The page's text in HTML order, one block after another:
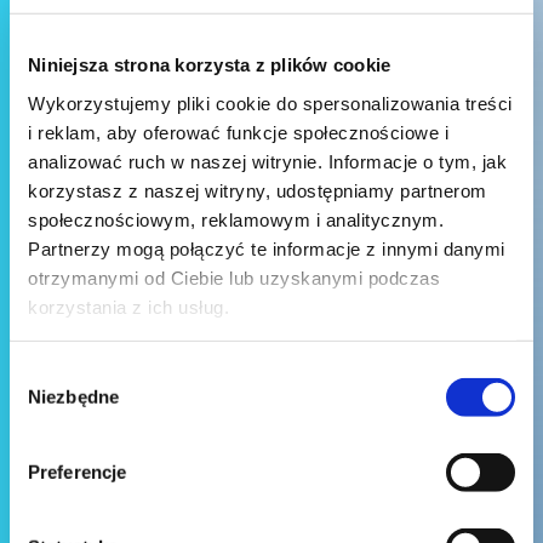
Niniejsza strona korzysta z plików cookie
Wykorzystujemy pliki cookie do spersonalizowania treści
i reklam, aby oferować funkcje społecznościowe i
analizować ruch w naszej witrynie. Informacje o tym, jak
korzystasz z naszej witryny, udostępniamy partnerom
społecznościowym, reklamowym i analitycznym.
Partnerzy mogą połączyć te informacje z innymi danymi
otrzymanymi od Ciebie lub uzyskanymi podczas
korzystania z ich usług.
zgody
Niezbędne
Preferencje
Wyślij wiadomość